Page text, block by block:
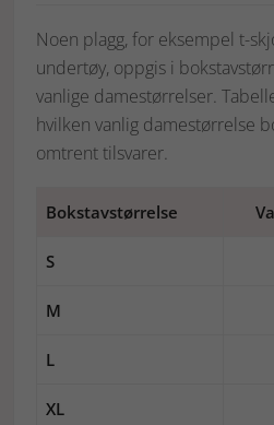
Noen plagg, for eksempel t-
undertøy, oppgis i
vanlige damestørrelser.
hvilken vanlig damestørrelse
omtrent tilsvarer.
Bokstavstørrelse
S
M
L
XL